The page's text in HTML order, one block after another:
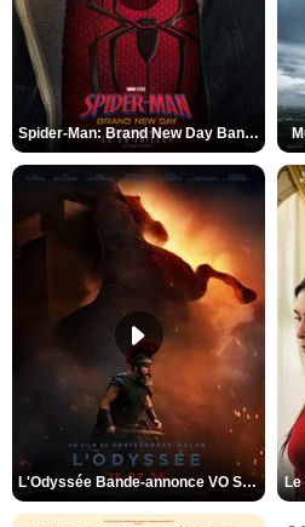
Spider-Man: Brand New Day Bande-annonce VO STFR
L'Odyssée Bande-annonce VO STFR Le